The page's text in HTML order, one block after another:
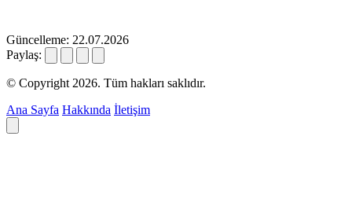
Güncelleme: 22.07.2026
Paylaş:
© Copyright 2026. Tüm hakları saklıdır.
Ana Sayfa Hakkında İletişim